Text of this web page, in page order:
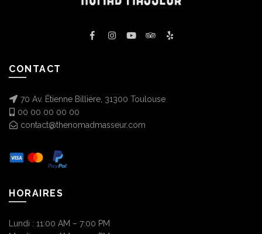
CONTACT
70 Av. Étienne Billière, 31300 Toulouse
00 00 00 00 00
contact@thenomadmasseur.com
HORAIRES
Lundi : 11:00 AM – 7:00 PM